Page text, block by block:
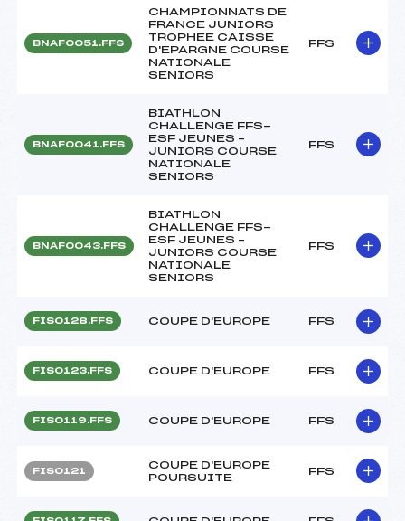
BNAF0051.FFS
CHAMPIONNATS DE
FRANCE JUNIORS
TROPHEE CAISSE
D'EPARGNE COURSE
NATIONALE
SENIORS
FFS
BNAF0041.FFS
BIATHLON
CHALLENGE FFS-
ESF JEUNES –
JUNIORS COURSE
NATIONALE
SENIORS
FFS
BNAF0043.FFS
BIATHLON
CHALLENGE FFS-
ESF JEUNES –
JUNIORS COURSE
NATIONALE
SENIORS
FFS
FIS0128.FFS COUPE D'EUROPE FFS
FIS0123.FFS COUPE D'EUROPE FFS
FIS0119.FFS COUPE D'EUROPE FFS
FIS0121
COUPE D'EUROPE
POURSUITE
FFS